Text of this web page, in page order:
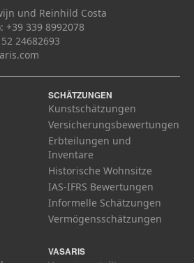
und Reinhild Costa
+39 339 8992078
24682693
SCHÄTZUNGEN
Kunstschätzungen
Versicherungsbewertungen
Erbteilungen und
Inventare
Historische Wohnsitze
IAS-IFRS Bewertungen
Informelle Schätzungen
Vermögensschätzungen
VASARIS